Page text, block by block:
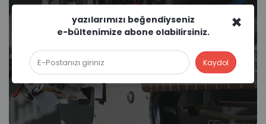
Müzikte Robot Devrimi
×
yazılarımızı beğendiyseniz
e-bültenimize abone olabilirsiniz.